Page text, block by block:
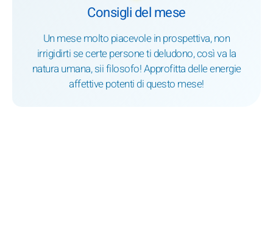
Consigli del mese
Un mese molto piacevole in prospettiva, non
irrigidirti se certe persone ti deludono, così va la
natura umana, sii filosofo! Approfitta delle energie
affettive potenti di questo mese!